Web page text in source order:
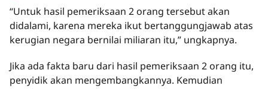
“Untuk hasil pemeriksaan 2 orang tersebut akan
didalami, karena mereka ikut bertanggungjawab atas
kerugian negara bernilai miliaran itu,” ungkapnya.
Jika ada fakta baru dari hasil pemeriksaan 2 orang itu,
penyidik akan mengembangkannya. Kemudian